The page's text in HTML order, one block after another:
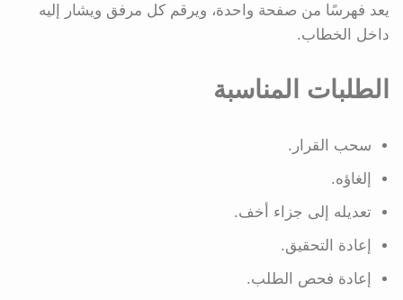
يعد فهرسًا من صفحة واحدة، ويرقم كل مرفق ويشار إليه
داخل الخطاب.
الطلبات المناسبة
سحب القرار.
إلغاؤه.
تعديله إلى جزاء أخف.
إعادة التحقيق.
إعادة فحص الطلب.